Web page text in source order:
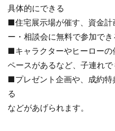
具体的にできる
■住宅展示場が催す、資金計
ー・相談会に無料で参加でき
■キャラクターやヒーローの
ペースがあるなど、子連れ
■プレゼント企画や、成約特
る
などがあげられます。